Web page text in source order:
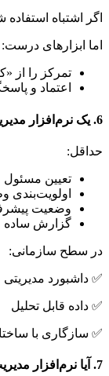
استفاده شود،
درست:
تمرکز را از
اعتماد و
تعیین مسئول و
اولویت‌بندی
وضعیت پیشرفت
گزارش ساده و
سازمانی:
مدیریتی
قابل تحلیل
با ساختار تیم